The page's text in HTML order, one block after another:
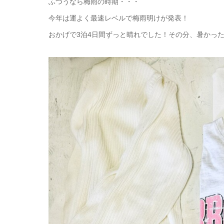
今年は運よく最速レベルで梅雨明けが発表！
おかげで3泊4日間ずっと晴れでした！その分、暑かっ